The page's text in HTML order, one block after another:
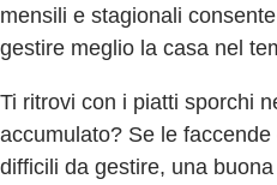
mensili e stagionali
gestire meglio la casa nel
Ti ritrovi con i piatti sporchi
accumulato? Se le
difficili da gestire, una